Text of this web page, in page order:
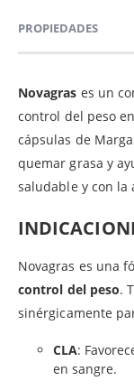
PROPIEDADES
Novagras es un
control del peso
cápsulas de
quemar grasa y
saludable y con
Novagras es una
control del peso.
sinérgicamente
CLA:
en sangre.